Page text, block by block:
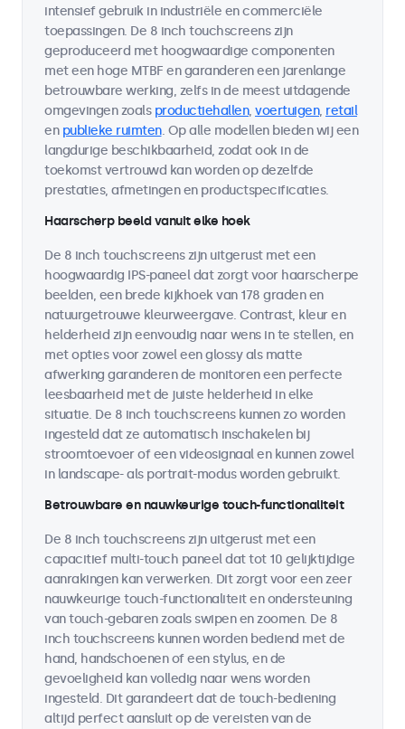
intensief gebruik in industriële en commerciële
toepassingen. De 8 inch touchscreens zijn
geproduceerd met hoogwaardige componenten
met een hoge MTBF en garanderen een jarenlange
betrouwbare werking, zelfs in de meest uitdagende
omgevingen zoals productiehallen, voertuigen, retail
en publieke ruimten. Op alle modellen bieden wij een
langdurige beschikbaarheid, zodat ook in de
toekomst vertrouwd kan worden op dezelfde
prestaties, afmetingen en productspecificaties.
Haarscherp beeld vanuit elke hoek
De 8 inch touchscreens zijn uitgerust met een
hoogwaardig IPS-paneel dat zorgt voor haarscherpe
beelden, een brede kijkhoek van 178 graden en
natuurgetrouwe kleurweergave. Contrast, kleur en
helderheid zijn eenvoudig naar wens in te stellen, en
met opties voor zowel een glossy als matte
afwerking garanderen de monitoren een perfecte
leesbaarheid met de juiste helderheid in elke
situatie. De 8 inch touchscreens kunnen zo worden
ingesteld dat ze automatisch inschakelen bij
stroomtoevoer of een videosignaal en kunnen zowel
in landscape- als portrait-modus worden gebruikt.
Betrouwbare en nauwkeurige touch-functionaliteit
De 8 inch touchscreens zijn uitgerust met een
capacitief multi-touch paneel dat tot 10 gelijktijdige
aanrakingen kan verwerken. Dit zorgt voor een zeer
nauwkeurige touch-functionaliteit en ondersteuning
van touch-gebaren zoals swipen en zoomen. De 8
inch touchscreens kunnen worden bediend met de
hand, handschoenen of een stylus, en de
gevoeligheid kan volledig naar wens worden
ingesteld. Dit garandeert dat de touch-bediening
altijd perfect aansluit op de vereisten van de